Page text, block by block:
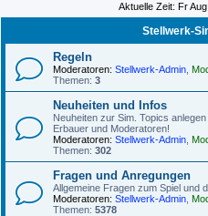
Aktuelle Zeit: Fr
Stellwerk-
Regeln
Moderatoren: Stellwerk-Admin
Themen: 3
Neuheiten und Infos
Neuheiten zur Sim. Topics
Erbauer und Moderatoren!
Moderatoren: Stellwerk-Admin
Themen: 302
Fragen und Anregungen
Allgemeine Fragen zum Spiel und
Moderatoren: Stellwerk-Admin
Themen: 5378